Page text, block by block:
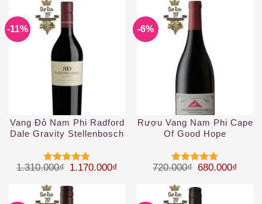
45 sao sao
-11%
Vang Đỏ Nam Phi Radford
Dale Gravity Stellenbosch
Được xếp
sao
1.310.000₫ Giá gốc là: 1.310.000₫.
1.170.000₫ Giá hiện tại là: 1.170.000₫.
-6%
Rượu Vang Nam Phi Cape
Of Good Hope
Slopes
Được xếp
sao
720.000₫ Giá gốc là:
680.000₫